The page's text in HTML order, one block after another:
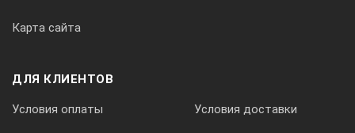
Карта сайта
ДЛЯ КЛИЕНТОВ
Условия оплаты Условия доставки